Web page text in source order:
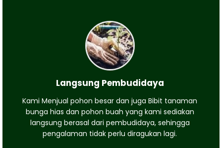
Langsung Pembudidaya
Kami Menjual pohon besar dan juga Bibit tanaman
bunga hias dan pohon buah yang kami sediakan
langsung berasal dari pembudidaya, sehingga
pengalaman tidak perlu diragukan lagi.